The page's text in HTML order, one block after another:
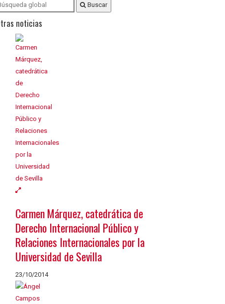
Buscar
noticias
Carmen Márquez, catedrática de
Derecho Internacional Público y
Relaciones Internacionales por la
Universidad de Sevilla
23/10/2014